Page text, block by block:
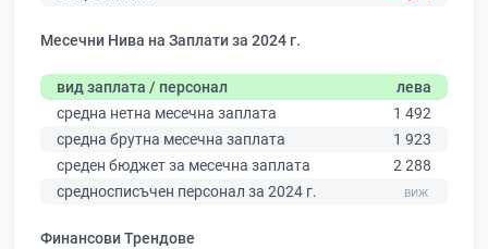
Месечни Нива на Заплати за 2024 г.
вид заплата / персонал
лева
средна нетна месечна заплата
1 492
средна брутна месечна заплата
1 923
среден бюджет за месечна заплата
2 288
средносписъчен персонал за 2024 г.
Финансови Трендове